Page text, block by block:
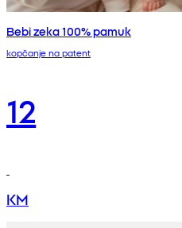
Bebi zeka 100% pamuk
kopčanje na patent
12
KM